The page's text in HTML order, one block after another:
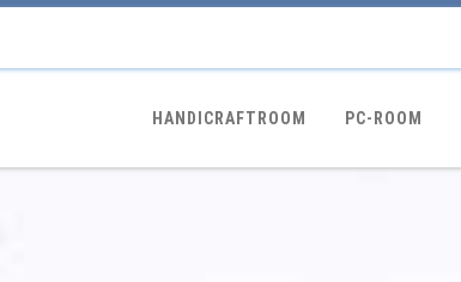
HANDICRAFTROOM PC-ROOM